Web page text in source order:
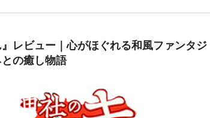
レビュー｜心がほぐれる和風ファンタジ
の癒し物語